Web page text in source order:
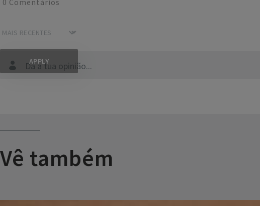
Dá a tua opinião...
0 Comentários
Vê também